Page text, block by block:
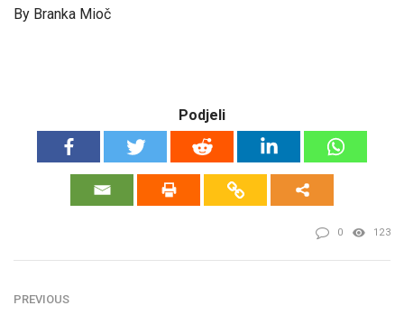
By Branka Mioč
Podjeli
0 123
PREVIOUS